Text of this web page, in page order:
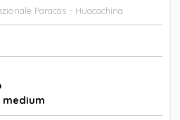
Paracas - Huacachina
medium